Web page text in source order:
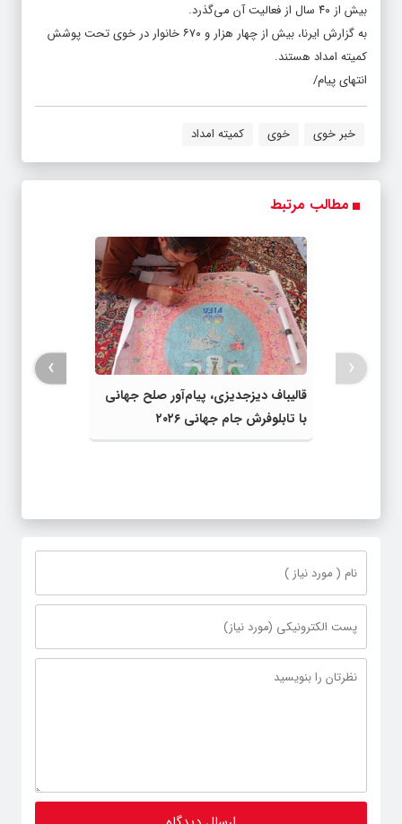
بیش از ۴۰ سال از فعالیت آن می‌گذرد.
به گزارش ایرنا، بیش از چهار هزار و ۶۷۰ خانوار در خوی تحت پوشش
کمیته امداد هستند.
انتهای پیام/
خبر خوی خوی کمیته امداد
مطالب مرتبط
قالیباف دیزجدیزی، پیام‌آور صلح جهانی
با تابلوفرش جام جهانی ۲۰۲۶
‹
›